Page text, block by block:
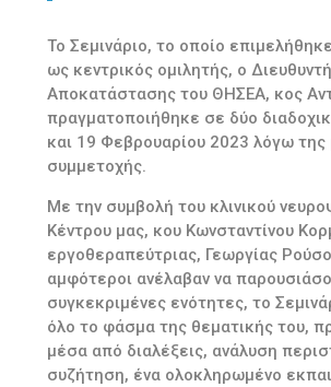
Το Σεμινάριο, το οποίο
ως κεντρικός ομιλητής, ο
Αποκατάστασης του ΘΗΣΕΑ, κος
πραγματοποιήθηκε σε δύο
και 19 Φεβρουαρίου 2023 λόγω της
συμμετοχής.
Με την συμβολή του κλινικού
Κέντρου μας, κου Κωνσταντίνου
εργοθεραπεύτριας, Γεωργίας
αμφότεροι ανέλαβαν να
συγκεκριμένες ενότητες, το
όλο το φάσμα της θεματικής του,
μέσα από διαλέξεις, ανάλυση
συζήτηση, ένα ολοκληρωμένο